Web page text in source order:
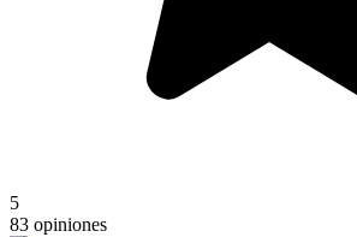
5
83 opiniones